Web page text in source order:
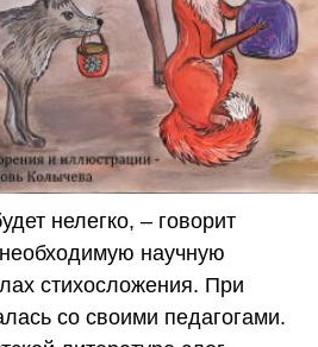
нелегко, – говорит
научную
стихосложения. При
со своими педагогами.